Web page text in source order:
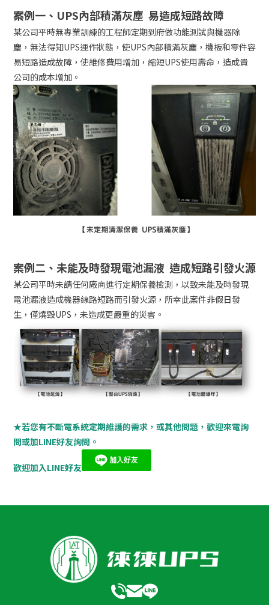
案例一、UPS內部積滿灰塵 易造成短路故障
某公司平時無專業訓練的工程師定期到府做功能測試與機器除
塵，無法得知UPS運作狀態，使UPS內部積滿灰塵，機板和零件容
易短路造成故障，使維修費用增加，縮短UPS使用壽命，造成貴
公司的成本增加。
案例二、未能及時發現電池漏液 造成短路引發火源
某公司平時未請任何廠商進行定期保養檢測，以致未能及時發現
電池漏液造成機器線路短路而引發火源，所幸此案件非假日發
生，僅燒毀UPS，未造成更嚴重的災害。
★若您有不斷電系統定期維護的需求，或其他問題，歡迎來電詢
問或加LINE好友詢問。
歡迎加入LINE好友